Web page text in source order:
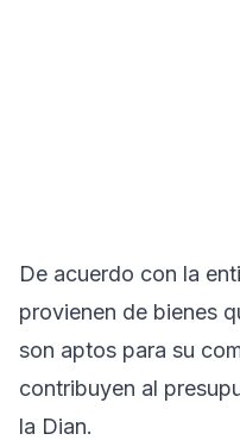
De acuerdo con la
provienen de bienes
son aptos para su
contribuyen al
la Dian.